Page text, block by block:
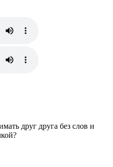
друг друга без слов и